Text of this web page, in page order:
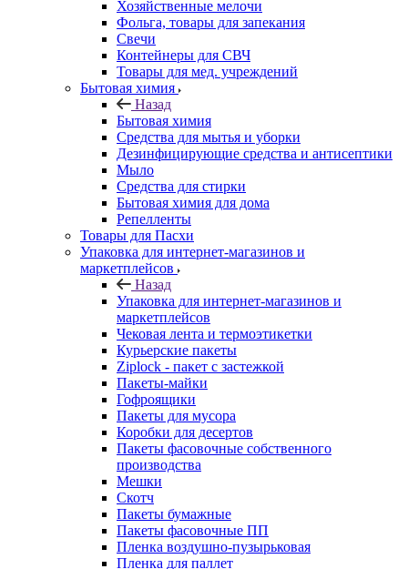
Хозяйственные мелочи
Фольга, товары для запекания
Свечи
Контейнеры для СВЧ
Товары для мед. учреждений
Бытовая химия
Назад
Бытовая химия
Средства для мытья и уборки
Дезинфицирующие средства и антисептики
Мыло
Средства для стирки
Бытовая химия для дома
Репелленты
Товары для Пасхи
Упаковка для интернет-магазинов и
маркетплейсов
Назад
Упаковка для интернет-магазинов и
маркетплейсов
Чековая лента и термоэтикетки
Курьерские пакеты
Ziplock - пакет с застежкой
Пакеты-майки
Гофроящики
Пакеты для мусора
Коробки для десертов
Пакеты фасовочные собственного
производства
Мешки
Скотч
Пакеты бумажные
Пакеты фасовочные ПП
Пленка воздушно-пузырьковая
Пленка для паллет